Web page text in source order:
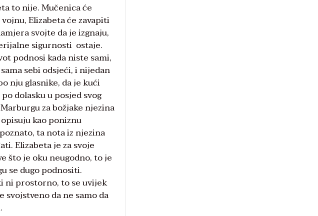
to nije. Mučenica će
Elizabeta će zavapiti
svojte da je izgnaju,
sigurnosti ostaje.
podnosi kada niste sami,
sebi odsjeći, i nijedan
nju glasnike, da je kući
dolasku u posjed svog
za božjake njezina
kao poniznu
ta nota iz njezina
Elizabeta je za svoje
što je oku neugodno, to je
se dugo podnositi.
ni prostorno, to se uvijek
svojstveno da ne samo da